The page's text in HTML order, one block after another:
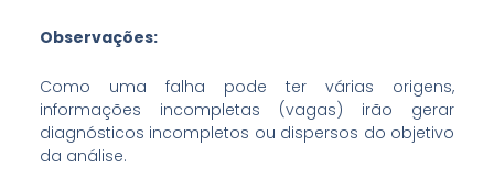
Observações:
Como uma falha pode ter várias origens,
informações incompletas (vagas) irão gerar
diagnósticos incompletos ou dispersos do objetivo
da análise.